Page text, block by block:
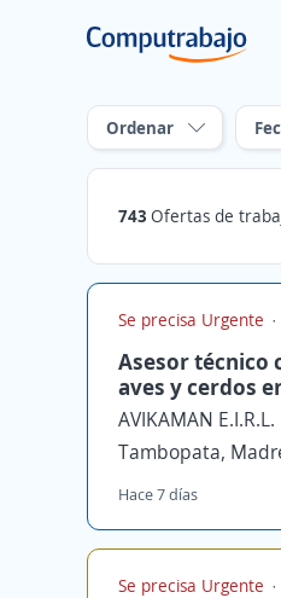
Ordenar
743 Ofertas de trabajo de
Se precisa Urgente
Asesor técnico
aves y cerdos
AVIKAMAN E.I.R.L.
Tambopata,
Hace 7 días
Se precisa Urgente